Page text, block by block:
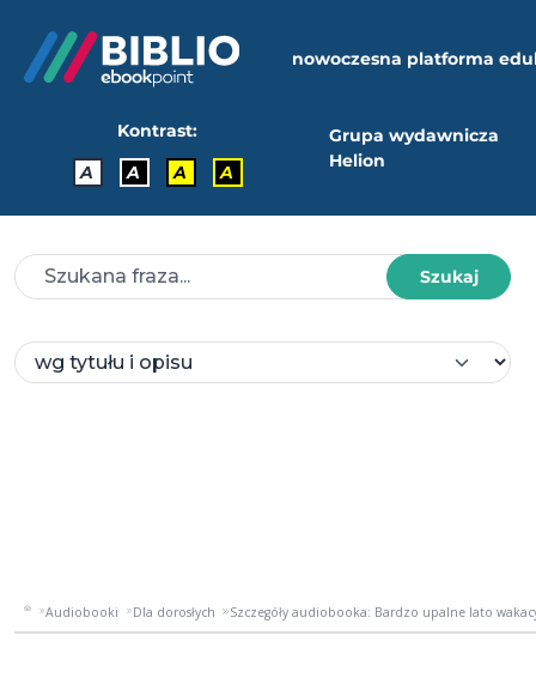
nowoczesna platforma
Kontrast:
A
A A A
Grupa wydawnicza
Helion
Szukaj
Audiobooki Dla dorosłych Szczegóły audiobooka: Bardzo upalne lato